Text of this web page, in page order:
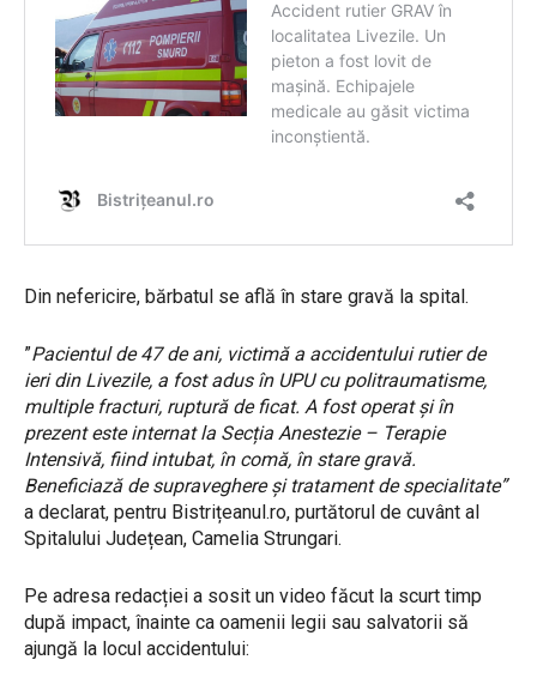
Din nefericire, bărbatul se află în stare gravă la spital.
”Pacientul de 47 de ani, victimă a accidentului rutier de
ieri din Livezile, a fost adus în UPU cu politraumatisme,
multiple fracturi, ruptură de ficat. A fost operat și în
prezent este internat la Secția Anestezie – Terapie
Intensivă, fiind intubat, în comă, în stare gravă.
Beneficiază de supraveghere și tratament de specialitate”
a declarat, pentru Bistrițeanul.ro, purtătorul de cuvânt al
Spitalului Județean, Camelia Strungari.
Pe adresa redacției a sosit un video făcut la scurt timp
după impact, înainte ca oamenii legii sau salvatorii să
ajungă la locul accidentului: